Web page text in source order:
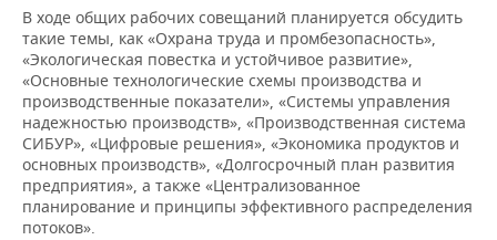
В ходе общих рабочих совещаний планируется обсудить
такие темы, как «Охрана труда и промбезопасность»,
«Экологическая повестка и устойчивое развитие»,
«Основные технологические схемы производства и
производственные показатели», «Системы управления
надежностью производств», «Производственная система
СИБУР», «Цифровые решения», «Экономика продуктов и
основных производств», «Долгосрочный план развития
предприятия», а также «Централизованное
планирование и принципы эффективного распределения
потоков».